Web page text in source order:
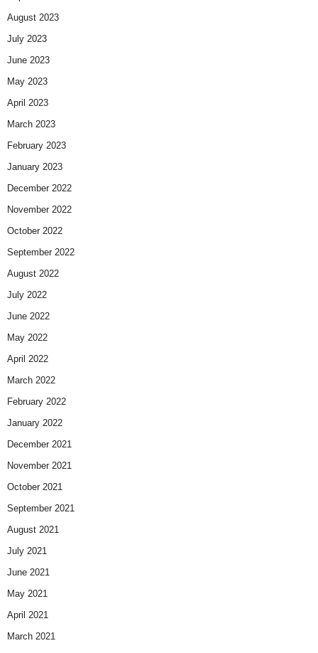
August 2023
July 2023
June 2023
May 2023
April 2023
March 2023
February 2023
January 2023
December 2022
November 2022
October 2022
September 2022
August 2022
July 2022
June 2022
May 2022
April 2022
March 2022
February 2022
January 2022
December 2021
November 2021
October 2021
September 2021
August 2021
July 2021
June 2021
May 2021
April 2021
March 2021